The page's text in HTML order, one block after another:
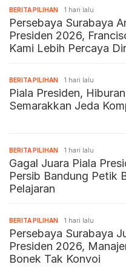
BERITA PILIHAN 1 hari lalu
Persebaya Surabaya
Presiden 2026,
Kami Lebih Percaya
BERITA PILIHAN 1 hari lalu
Piala Presiden,
Semarakkan Jeda
BERITA PILIHAN 1 hari lalu
Gagal Juara Piala
Persib Bandung Petik
Pelajaran
BERITA PILIHAN 1 hari lalu
Persebaya Surabaya
Presiden 2026,
Bonek Tak Konvoi